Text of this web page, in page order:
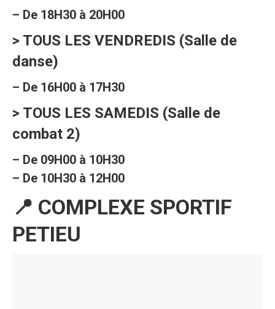
– De 18H30 à 20H00
> TOUS LES VENDREDIS (Salle de
danse)
– De 16H00 à 17H30
> TOUS LES SAMEDIS (Salle de
combat 2)
– De 09H00 à 10H30
– De 10H30 à 12H00
📍 COMPLEXE SPORTIF
PETIEU